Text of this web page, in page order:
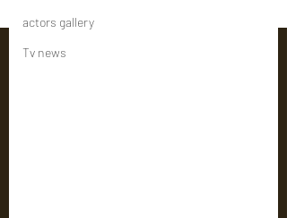
actors gallery
Tv news